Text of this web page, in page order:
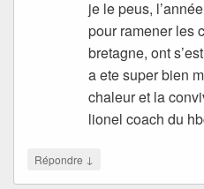
je le peus,
pour ramener les
bretagne, ont
a ete super bien
chaleur et la
lionel coach du
Répondre ↓